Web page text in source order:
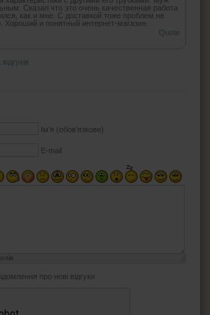
Сказал что это очень качественная работа
как и мне. С доставкой тоже проблем не
Хороший и понятный интернет-магазин.
Quote
Ім'я (обов'язкове)
E-mail
про нові відгуки